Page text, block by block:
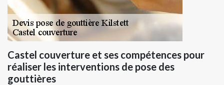
Castel couverture et ses compétences pour
réaliser les interventions de pose des
gouttières